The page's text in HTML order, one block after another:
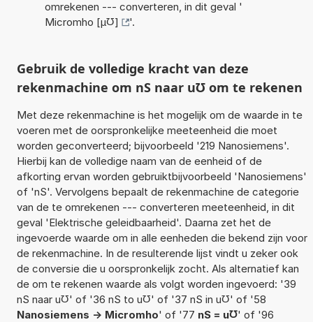
omrekenen --- converteren, in dit geval '
Micromho [µ℧]
'.
Gebruik de volledige kracht van deze
rekenmachine om nS naar u℧ om te rekenen
Met deze rekenmachine is het mogelijk om de waarde in te
voeren met de oorspronkelijke meeteenheid die moet
worden geconverteerd; bijvoorbeeld '219 Nanosiemens'.
Hierbij kan de volledige naam van de eenheid of de
afkorting ervan worden gebruiktbijvoorbeeld 'Nanosiemens'
of 'nS'. Vervolgens bepaalt de rekenmachine de categorie
van de te omrekenen --- converteren meeteenheid, in dit
geval 'Elektrische geleidbaarheid'. Daarna zet het de
ingevoerde waarde om in alle eenheden die bekend zijn voor
de rekenmachine. In de resulterende lijst vindt u zeker ook
de conversie die u oorspronkelijk zocht. Als alternatief kan
de om te rekenen waarde als volgt worden ingevoerd: '39
nS naar u℧' of '36 nS to u℧' of '37 nS in u℧' of '58
Nanosiemens -> Micromho' of '77 nS = u℧' of '96